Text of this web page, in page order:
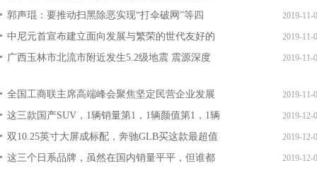
郭声琨：要推动扫黑除恶实现“打伞破网”等四 2019-11-
中尼元首宣布建立面向发展与繁荣的世代友好的 2019-11-
广西玉林市北流市附近发生5.2级地震 震源深度 2019-11-
全国工商联主席高端峰会聚焦坚定民营企业发展 2019-11-
这三款国产SUV，1辆销量第1，1辆颜值第1，1辆 2019-12-
双10.25英寸大屏成标配，奔驰GLB买这款最超值 2019-12-
这三个日系品牌，虽然在国内销量平平，但谁都 2019-12-